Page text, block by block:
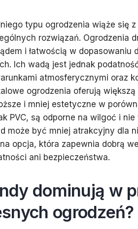
typu ogrodzenia wiąże się
rozwiązań. Ogrodzenia
i łatwością w dopasowaniu
Ich wadą jest jednak
atmosferycznymi oraz
ogrodzenia oferują
i mniej estetyczne w
PVC, są odporne na wilgoć i
może być mniej atrakcyjny dla
opcja, która zapewnia dobrą
ani bezpieczeństwa.
dominują w
ogrodzeń?